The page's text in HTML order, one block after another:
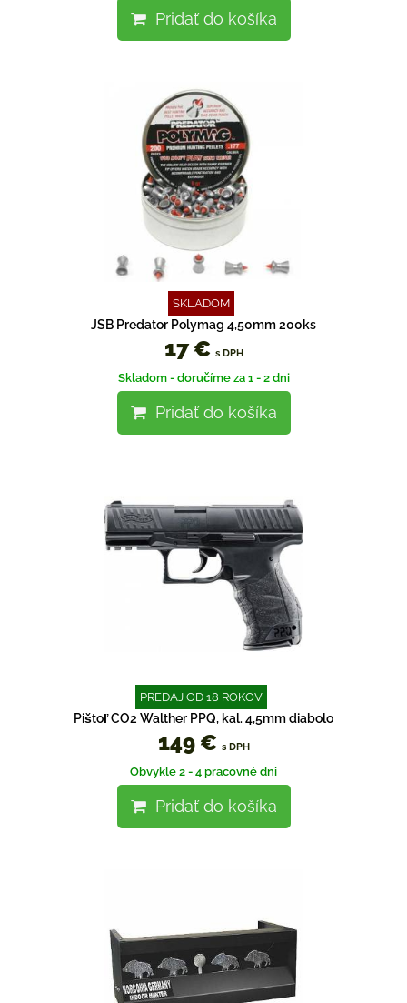
Pridať do košíka
SKLADOM
JSB Predator Polymag 4,50mm 200ks
17 € s DPH
Skladom - doručíme za 1 - 2 dni
Pridať do košíka
PREDAJ OD 18 ROKOV
Pištoľ CO2 Walther PPQ, kal. 4,5mm diabolo
149 € s DPH
Obvykle 2 - 4 pracovné dni
Pridať do košíka